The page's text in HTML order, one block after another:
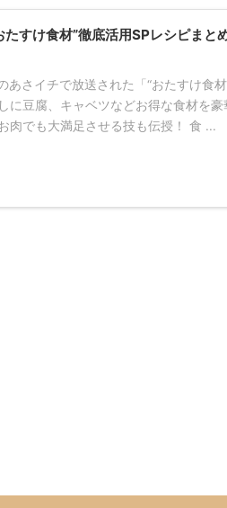
たすけ食材”徹底活用SPレシピまと
さイチで放送された「“おたすけ食材
に豆腐、キャベツなどお得な食材を豪
肉でも大満足させる技も伝授！ 食 ...